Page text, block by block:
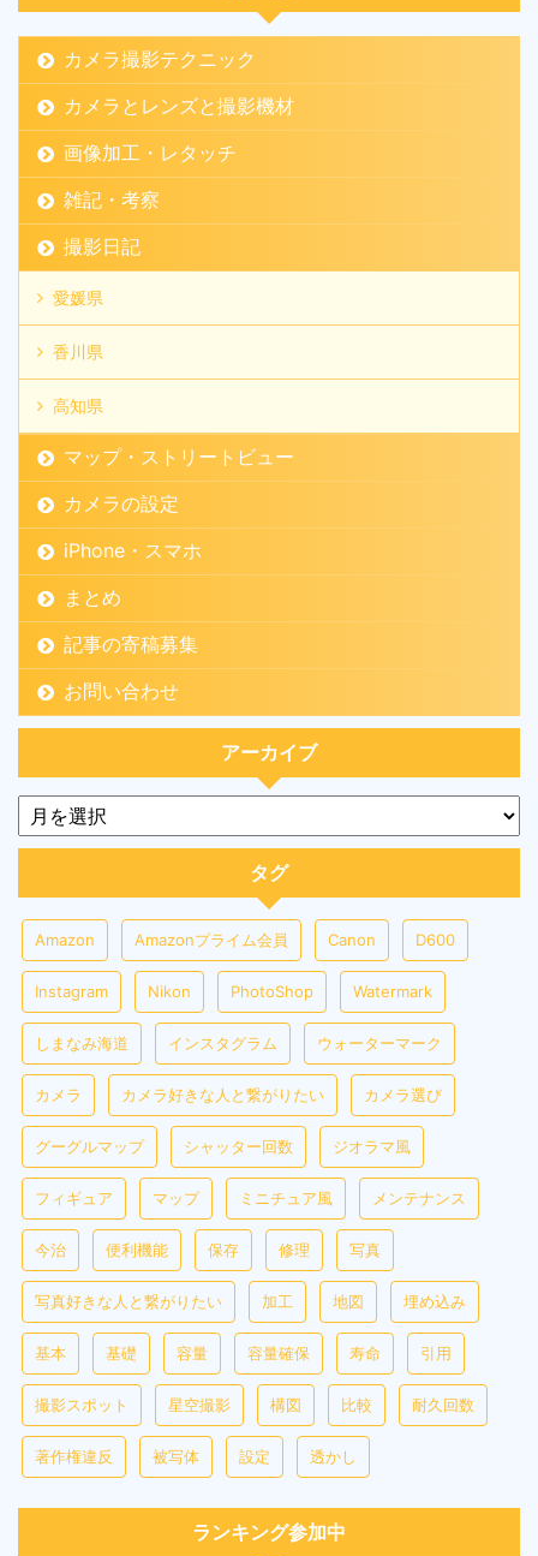
カメラ撮影テクニック
カメラとレンズと撮影機材
画像加工・レタッチ
雑記・考察
撮影日記
愛媛県
香川県
高知県
マップ・ストリートビュー
カメラの設定
iPhone・スマホ
まとめ
記事の寄稿募集
お問い合わせ
アーカイブ
タグ
Amazon Amazonプライム会員 Canon D600
Instagram Nikon PhotoShop Watermark
しまなみ海道 インスタグラム ウォーターマーク
カメラ カメラ好きな人と繋がりたい カメラ選び
グーグルマップ シャッター回数 ジオラマ風
フィギュア マップ ミニチュア風 メンテナンス
今治 便利機能 保存 修理 写真
写真好きな人と繋がりたい 加工 地図 埋め込み
基本 基礎 容量 容量確保 寿命 引用
撮影スポット 星空撮影 構図 比較 耐久回数
著作権違反 被写体 設定 透かし
ランキング参加中